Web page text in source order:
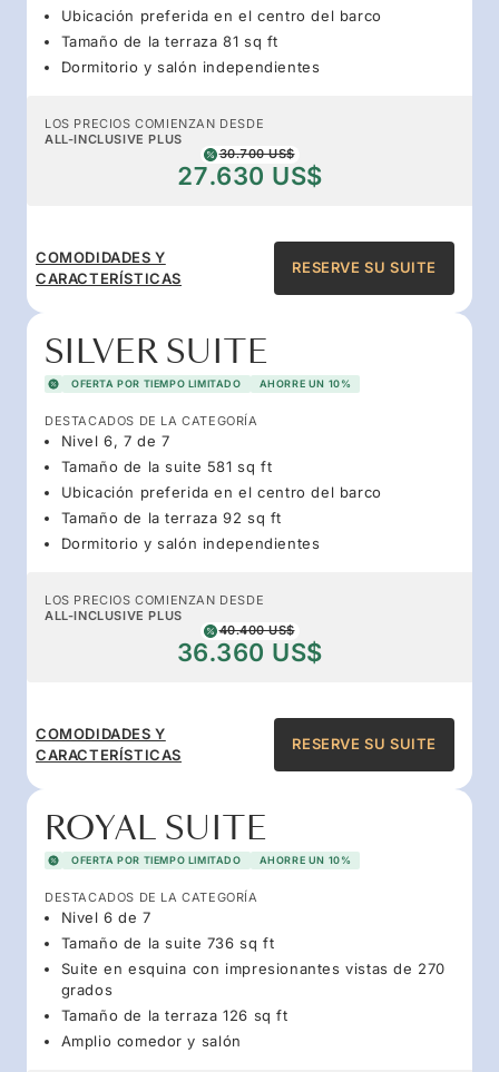
Ubicación preferida en el centro del barco
Tamaño de la terraza 81 sq ft
Dormitorio y salón independientes
LOS PRECIOS COMIENZAN DESDE
ALL-INCLUSIVE PLUS
30.700 US$
27.630 US$
COMODIDADES Y
CARACTERÍSTICAS
RESERVE SU SUITE
SILVER SUITE
OFERTA POR TIEMPO LIMITADO AHORRE UN 10%
DESTACADOS DE LA CATEGORÍA
Nivel 6, 7 de 7
Tamaño de la suite 581 sq ft
Ubicación preferida en el centro del barco
Tamaño de la terraza 92 sq ft
Dormitorio y salón independientes
LOS PRECIOS COMIENZAN DESDE
ALL-INCLUSIVE PLUS
40.400 US$
36.360 US$
COMODIDADES Y
CARACTERÍSTICAS
RESERVE SU SUITE
ROYAL SUITE
OFERTA POR TIEMPO LIMITADO AHORRE UN 10%
DESTACADOS DE LA CATEGORÍA
Nivel 6 de 7
Tamaño de la suite 736 sq ft
Suite en esquina con impresionantes vistas de 270
grados
Tamaño de la terraza 126 sq ft
Amplio comedor y salón